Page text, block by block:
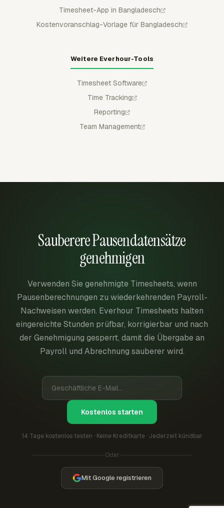
Timesheet-App in Bangladesch
Kostenvoranschlag-Vorlage für Bangladesch
Weitere Everhour-Tools
Timesheet Software
Time Tracking
Reporting
Team Management
Sauberere Pausendatensätze
genehmigen
Verwenden Sie genehmigte Timesheets, wenn
Pausenberechnungen zu wiederkehrenden Payroll-
Nachweisen werden. Everhour Timesheets halten
eingereichte Stunden prüfbar, korrigierbar und nach
der Genehmigung gesperrt, damit die Übergabe an
Payroll und Abrechnung sauberer wird.
Kostenlos starten
14 Tage kostenlos testen · Keine Kreditkarte · Jederzeit kündbar
Oder
Mit Google registrieren